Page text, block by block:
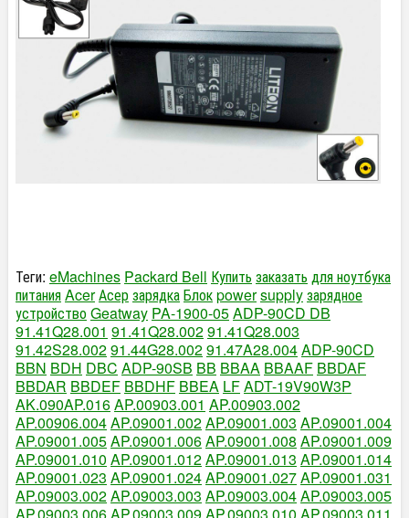
Теги: eMachines Packard Bell Купить заказать для ноутбука
питанияAcerАсерзарядкаБлокpowersupplyзарядное
устройствоGeatway PA-1900-05ADP-90CD DB
91.41Q28.001 91.41Q28.00291.41Q28.003
91.42S28.00291.44G28.00291.47A28.004ADP-90CD
BBN BDH DBC ADP-90SB BB BBAA BBAAF BBDAF
BBDAR BBDEF BBDHF BBEA LFADT-19V90W3P
AK.090AP.016AP.00903.001 AP.00903.002
AP.00906.004AP.09001.002AP.09001.003 AP.09001.004
AP.09001.005AP.09001.006AP.09001.008 AP.09001.009
AP.09001.010 AP.09001.012AP.09001.013 AP.09001.014
AP.09001.023 AP.09001.024AP.09001.027AP.09001.031
AP.09003.002AP.09003.003 AP.09003.004AP.09003.005